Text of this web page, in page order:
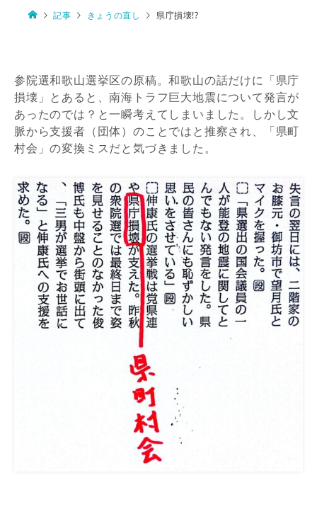
記事 きょうの直し 県庁損壊!?
参院選和歌山選挙区の原稿。和歌山の話だけに「県庁
損壊」とあると、南海トラフ巨大地震について発言が
あったのでは？と一瞬考えてしまいました。
しかし文
脈から支援者 （団体）のことではと推察され、「県町
村会」の変換ミスだと気づきました。